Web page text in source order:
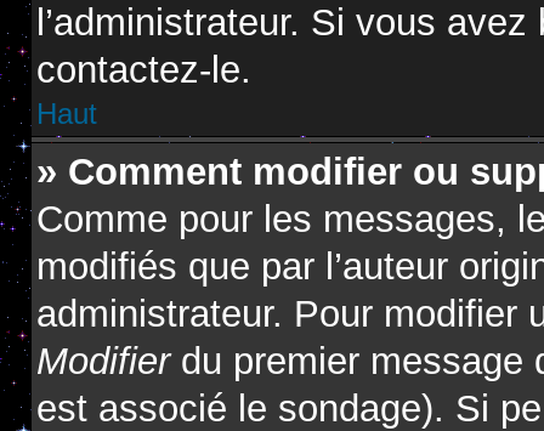
l’administrateur. Si vous
contactez-le.
Haut
» Comment modifier ou
Comme pour les messages,
modifiés que par l’auteur
administrateur. Pour modifier
Modifierdu premier message
est associé le sondage). Si